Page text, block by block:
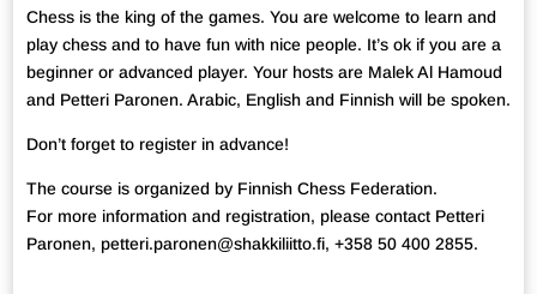
Chess is the king of the games. You are welcome to learn and
play chess and to have fun with nice people. It’s ok if you are a
beginner or advanced player. Your hosts are Malek Al Hamoud
and Petteri Paronen. Arabic, English and Finnish will be spoken.
Don’t forget to register in advance!
The course is organized by Finnish Chess Federation.
For more information and registration, please contact Petteri
Paronen, petteri.paronen@shakkiliitto.fi, +358 50 400 2855.